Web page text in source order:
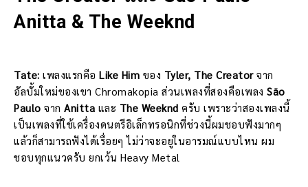
Anitta & The Weeknd
Tate: เพลงแรกคือ Like Him ของ Tyler, The Creator จาก
อัลบั้มใหม่ของเขา Chromakopia ส่วนเพลงที่สองคือเพลง São
Paulo จาก Anitta และ The Weeknd ครับ เพราะว่าสองเพลงนี้
เป็นเพลงที่ใช้เครื่องดนตรีอิเล็กทรอนิกที่ช่วงนี้ผมชอบฟังมากๆ
แล้วก็สามารถฟังได้เรื่อยๆ ไม่ว่าจะอยู่ในอารมณ์แบบไหน ผม
ชอบทุกแนวครับ ยกเว้น Heavy Metal